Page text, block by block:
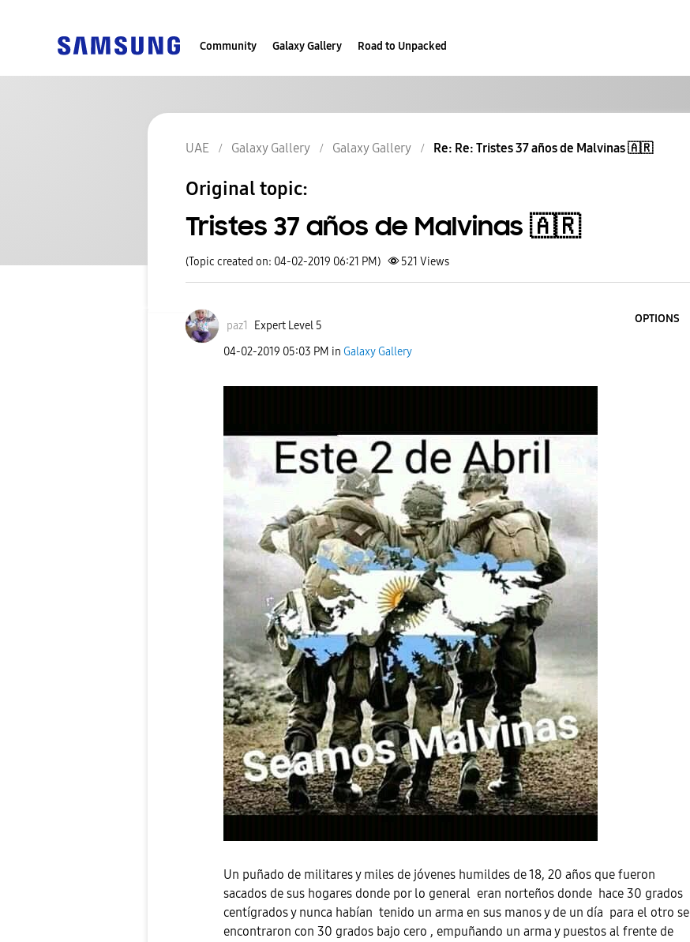
Community Galaxy Gallery Road to Unpacked
UAE Galaxy Gallery Galaxy Gallery Re: Re: Tristes 37 años de Malvinas 🇦🇷
Original topic:
Tristes 37 años de Malvinas 🇦🇷
(Topic created on: 04-02-2019 06:21 PM) 521 Views
paz1 Expert Level 5
OPTIONS
‎04-02-2019 05:03 PM in Galaxy Gallery
Un puñado de militares y miles de jóvenes humildes de 18, 20 años que fueron
sacados de sus hogares donde por lo general eran norteños donde hace 30 grados
centígrados y nunca habían tenido un arma en sus manos y de un día para el otro se
encontraron con 30 grados bajo cero , empuñando un arma y puestos al frente de